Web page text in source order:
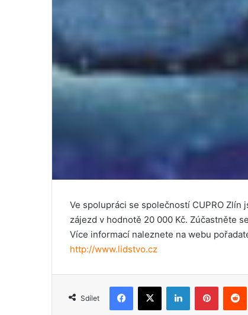
Ve spolupráci se společností CUPRO
zájezd v hodnotě 20 000 Kč. Zúčastněte
Více informací naleznete na webu
http://www.lidstvo.cz
Sdílet